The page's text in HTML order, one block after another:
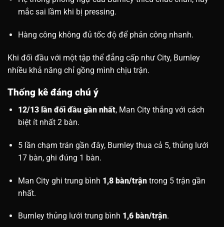
mắc sai lầm khi bị pressing.
Hàng công không đủ tốc độ để phản công nhanh.
Khi đối đầu với một tập thể đẳng cấp như City, Burnley
nhiều khả năng chỉ gồng mình chịu trận.
Thống kê đáng chú ý
12/13 lần đối đầu gần nhất, Man City thắng với cách
biệt ít nhất 2 bàn.
5 lần chạm trán gần đây, Burnley thua cả 5, thủng lưới
17 bàn, ghi đúng 1 bàn.
Man City ghi trung bình 1,8 bàn/trậntrong 5 trận gần
nhất.
Burnley thủng lưới trung bình 1,6 bàn/trận.